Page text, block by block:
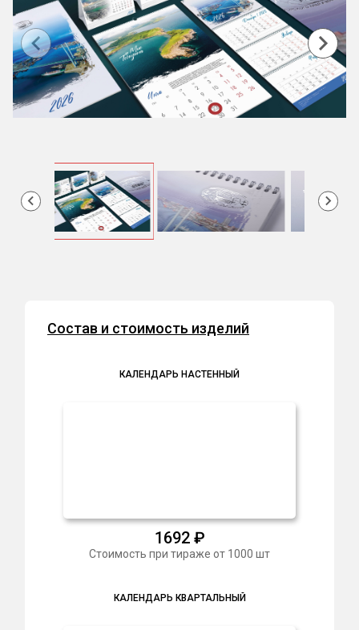
Состав и стоимость изделий
КАЛЕНДАРЬ НАСТЕННЫЙ
1692₽
Стоимость при тираже от 1000 шт
КАЛЕНДАРЬ КВАРТАЛЬНЫЙ